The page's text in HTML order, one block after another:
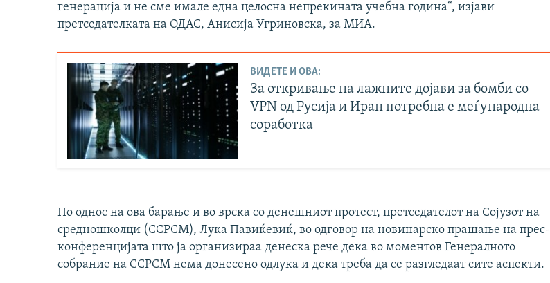
генерација и не сме имале една целосна непрекината учебна година“, изјави
претседателката на ОДАС, Анисија Угриновска, за МИА.
ВИДЕТЕ И ОВА:
За откривање на лажните дојави за бомби со
VPN од Русија и Иран потребна е меѓународна
соработка
По однос на ова барање и во врска со денешниот протест, претседателот на Сојузот на
средношколци (ССРСМ), Лука Павиќевиќ, во одговор на новинарско прашање на прес-
конференцијата што ја организираа денеска рече дека во моментов Генералното
собрание на ССРСМ нема донесено одлука и дека треба да се разгледаат сите аспекти.